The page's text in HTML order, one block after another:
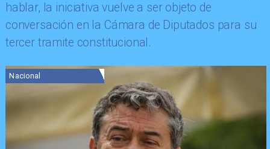
hablar, la iniciativa vuelve a ser objeto de
conversación en la Cámara de Diputados para su
tercer tramite constitucional.
Nacional